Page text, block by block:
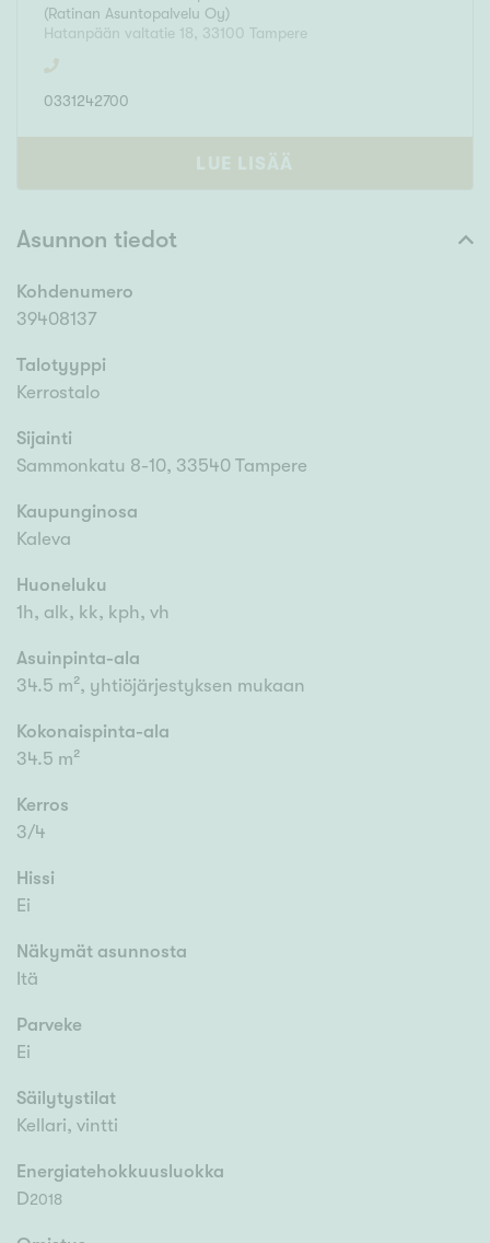
(Ratinan Asuntopalvelu Oy)
Hatanpään valtatie 18, 33100 Tampere
0331242700
LUE LISÄÄ
Asunnon tiedot
Kohdenumero
39408137
Talotyyppi
Kerrostalo
Sijainti
Sammonkatu 8-10, 33540 Tampere
Kaupunginosa
Kaleva
Huoneluku
1h, alk, kk, kph, vh
Asuinpinta-ala
34.5 m², yhtiöjärjestyksen mukaan
Kokonaispinta-ala
34.5 m²
Kerros
3/4
Hissi
Ei
Näkymät asunnosta
Itä
Parveke
Ei
Säilytystilat
Kellari, vintti
Energiatehokkuusluokka
D2018